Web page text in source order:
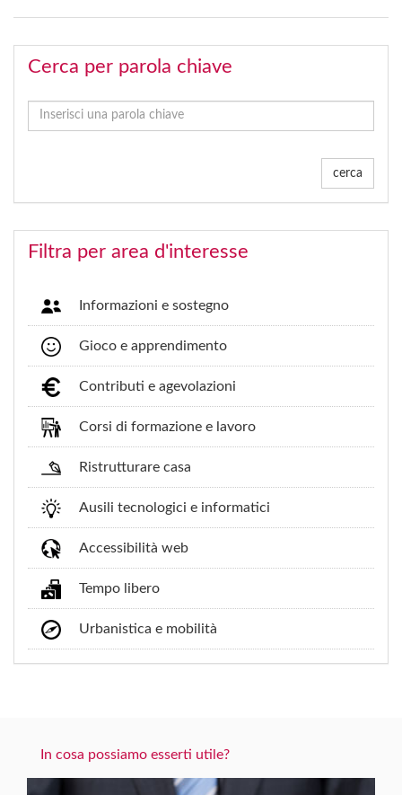
Cerca per parola chiave
cerca
Filtra per area d'interesse
Informazioni e sostegno
Gioco e apprendimento
Contributi e agevolazioni
Corsi di formazione e lavoro
Ristrutturare casa
Ausili tecnologici e informatici
Accessibilità web
Tempo libero
Urbanistica e mobilità
In cosa possiamo esserti utile?